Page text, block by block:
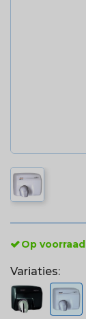
Op voorraad
Variaties: